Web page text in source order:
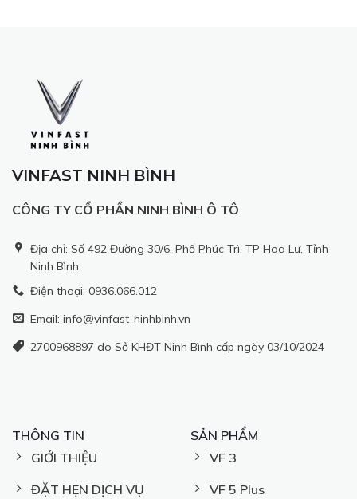
VINFAST NINH BÌNH
CÔNG TY CỔ PHẦN NINH BÌNH Ô TÔ
Địa chỉ: Số 492 Đường 30/6, Phố Phúc Trì, TP Hoa Lư, Tỉnh
Ninh Bình
Điện thoại: 0936.066.012
Email: info@vinfast-ninhbinh.vn
2700968897 do Sở KHĐT Ninh Bình cấp ngày 03/10/2024
THÔNG TIN
GIỚI THIỆU
ĐẶT HẸN DỊCH VỤ
SẢN PHẨM
VF 3
VF 5 Plus